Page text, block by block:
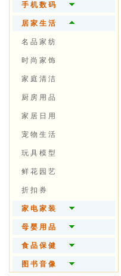
精 品 男 包
功 能 箱 包
魅 力 香 水
身 体 护 理
精 油 芳 疗
时 尚 假 发
美 妆 工 具
男 士 护 肤
流 行 饰 品
钻 石 首 饰
翡 翠 首 饰
宝 石 首 饰
黄 金 首 饰
珍 珠 首 饰
品 牌 手 表
眼 镜 火 机
球 拍 运 动
瑜 伽 美 体
健 身 器 械
户 外 装 备
球 类 运 动
自 行 车
极 限 运 动
水 上 运 动
手 机 数 码
手 机
笔 记 本
数 码 相 机
随 身 视 听
电 脑 硬 件
办 公 设 备
3 C 配 件
电 玩
居 家 生 活
名 品 家 纺
时 尚 家 饰
家 庭 清 洁
厨 房 用 品
家 居 日 用
宠 物 生 活
玩 具 模 型
鲜 花 园 艺
折 扣 券
家 电 家 装
大 家 电
生 活 电 器
厨 房 电 器
母 婴 用 品
婴 儿 食 品
婴 儿 用 品
食 品 保 健
保 健 食 品
图 书 音 像